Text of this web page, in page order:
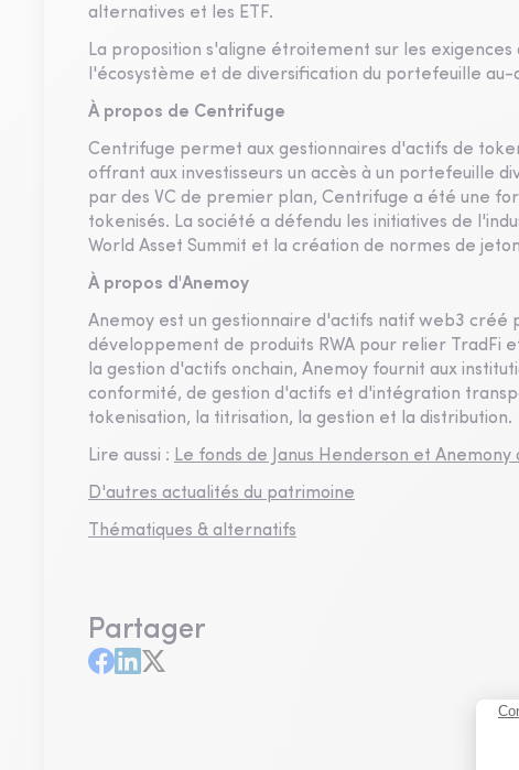
alternatives et les ETF.
La proposition s'aligne étroitement sur les
l'écosystème et de diversification du portefeuille au-
À propos de Centrifuge
Centrifuge permet aux gestionnaires d'actifs de
offrant aux investisseurs un accès à un portefeuille
par des VC de premier plan, Centrifuge a été une
tokenisés. La société a défendu les initiatives de
World Asset Summit et la création de normes de
À propos d'Anemoy
Anemoy est un gestionnaire d'actifs natif web3
développement de produits RWA pour relier TradFi
la gestion d'actifs onchain, Anemoy fournit aux
conformité, de gestion d'actifs et d'intégration
tokenisation, la titrisation, la gestion et la distribution.
Lire aussi : Le fonds de Janus Henderson et
D'autres actualités du patrimoine
Thématiques & alternatifs
Partager